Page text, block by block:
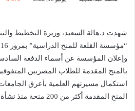
شهدت د.هالة السعيد، وزيرة التخطيط
وإعلان المؤسسة عن أسماء الدفعة
بالمنح المقدمة للطلاب المصريين
استكمال مسيرتهم العلمية بأعرق الجامعات
المنح المقدمة أكثر من 200 منحة منذ نشأة المؤسسة.